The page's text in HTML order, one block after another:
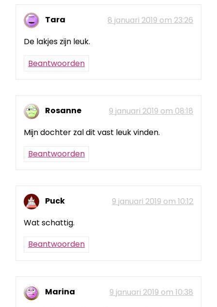
Tara
8 januari 2019 om 23:26
De lakjes zijn leuk.
Beantwoorden
Rosanne
9 januari 2019 om 08:18
Mijn dochter zal dit vast leuk vinden.
Beantwoorden
Puck
9 januari 2019 om 10:12
Wat schattig.
Beantwoorden
Marina
9 januari 2019 om 10:38